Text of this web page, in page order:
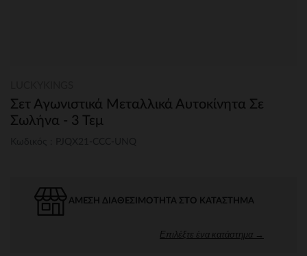
Σετ Αγωνιστικά Μεταλλικά Αυτοκίνητα Σε
Σωλήνα - 3 Τεμ
ΆΜΕΣΗ ΔΙΑΘΕΣΙΜΌΤΗΤΑ ΣΤΟ ΚΑΤΆΣΤΗΜΑ
Επιλέξτε ένα κατάστημα →